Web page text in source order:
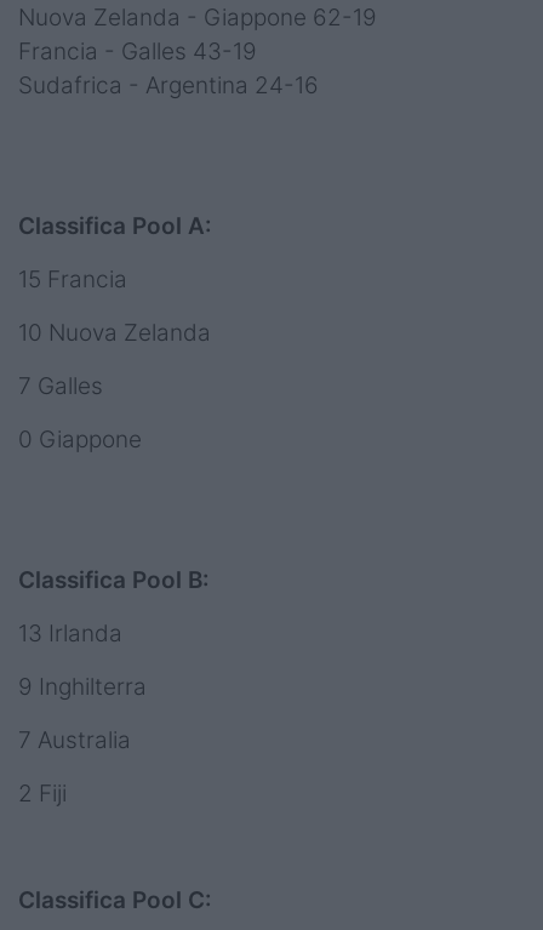
Nuova Zelanda - Giappone 62-19
Francia - Galles 43-19
Sudafrica - Argentina 24-16
Classifica Pool A:
15 Francia
10 Nuova Zelanda
7 Galles
0 Giappone
Classifica Pool B:
13 Irlanda
9 Inghilterra
7 Australia
2 Fiji
Classifica Pool C: